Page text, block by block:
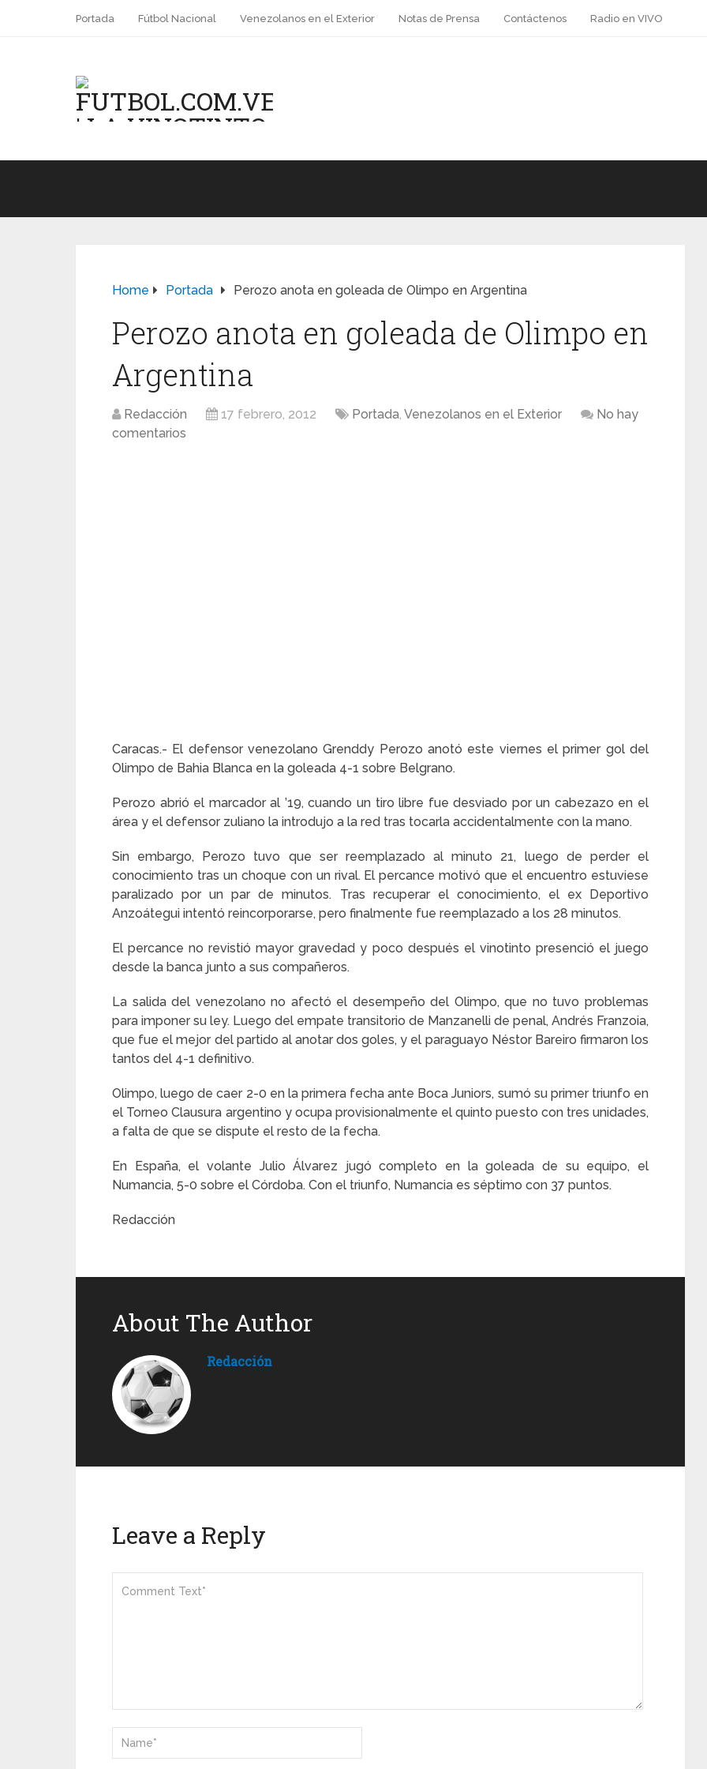
Portada Fútbol Nacional Venezolanos en el Exterior Notas de Prensa Contáctenos Radio en VIVO
Home Portada Perozo anota en goleada de Olimpo en Argentina
Perozo anota en goleada de Olimpo en
Argentina
Redacción 17 febrero, 2012 Portada, Venezolanos en el Exterior
No hay
comentarios
Caracas.- El defensor venezolano Grenddy Perozo anotó este viernes el primer gol del
Olimpo de Bahia Blanca en la goleada 4-1 sobre Belgrano.
Perozo abrió el marcador al ’19, cuando un tiro libre fue desviado por un cabezazo en el
área y el defensor zuliano la introdujo a la red tras tocarla accidentalmente con la mano.
Sin embargo, Perozo tuvo que ser reemplazado al minuto 21, luego de perder el
conocimiento tras un choque con un rival. El percance motivó que el encuentro estuviese
paralizado por un par de minutos. Tras recuperar el conocimiento, el ex Deportivo
Anzoátegui intentó reincorporarse, pero finalmente fue reemplazado a los 28 minutos.
El percance no revistió mayor gravedad y poco después el vinotinto presenció el juego
desde la banca junto a sus compañeros.
La salida del venezolano no afectó el desempeño del Olimpo, que no tuvo problemas
para imponer su ley. Luego del empate transitorio de Manzanelli de penal, Andrés Franzoia,
que fue el mejor del partido al anotar dos goles, y el paraguayo Néstor Bareiro firmaron los
tantos del 4-1 definitivo.
Olimpo, luego de caer 2-0 en la primera fecha ante Boca Juniors, sumó su primer triunfo en
el Torneo Clausura argentino y ocupa provisionalmente el quinto puesto con tres unidades,
a falta de que se dispute el resto de la fecha.
En España, el volante Julio Álvarez jugó completo en la goleada de su equipo, el
Numancia, 5-0 sobre el Córdoba. Con el triunfo, Numancia es séptimo con 37 puntos.
Redacción
About The Author
Redacción
Leave a Reply